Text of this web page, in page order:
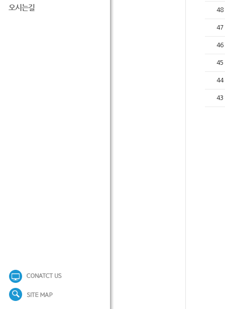
오시는길 48
47
46
45
44
43